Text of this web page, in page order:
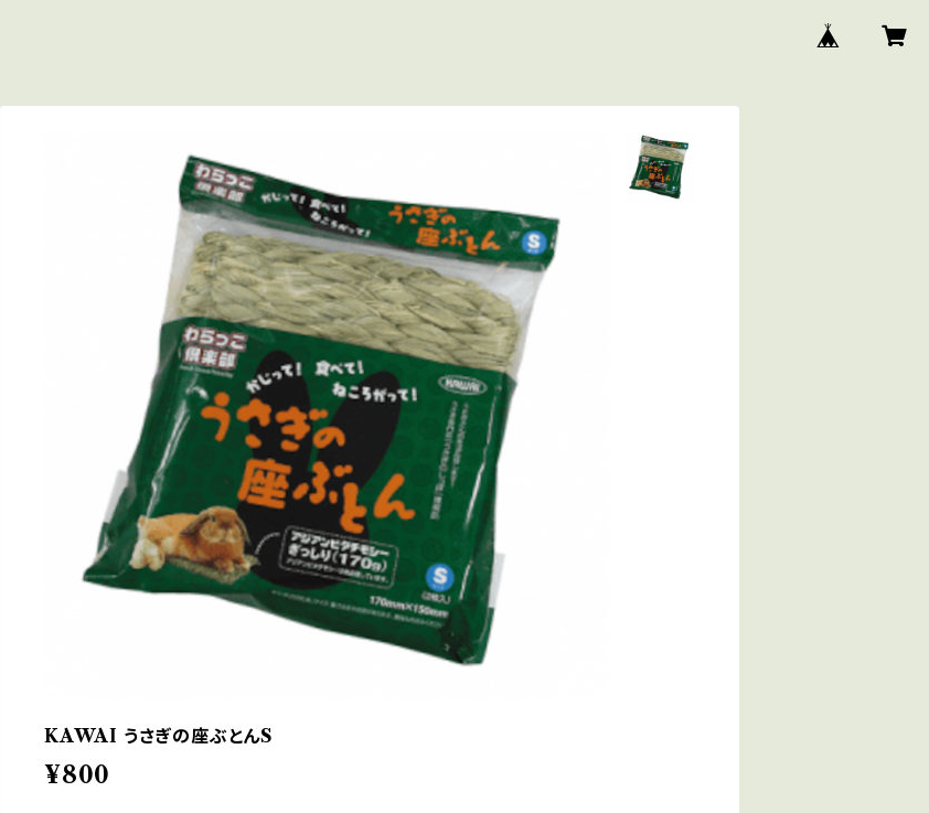
KAWAI うさぎの座ぶとんS
¥800